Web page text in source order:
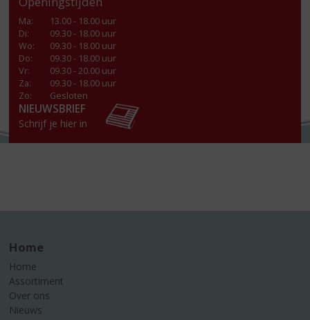
Ma:
13.00 - 18.00 uur
Di:
09.30 - 18.00 uur
Wo:
09.30 - 18.00 uur
Do:
09.30 - 18.00 uur
Vr:
09.30 - 20.00 uur
Za:
09.30 - 18.00 uur
Zo:
Gesloten
NIEUWSBRIEF
Schrijf je hier in
Home
Home
Assortiment
Over ons
Nieuws